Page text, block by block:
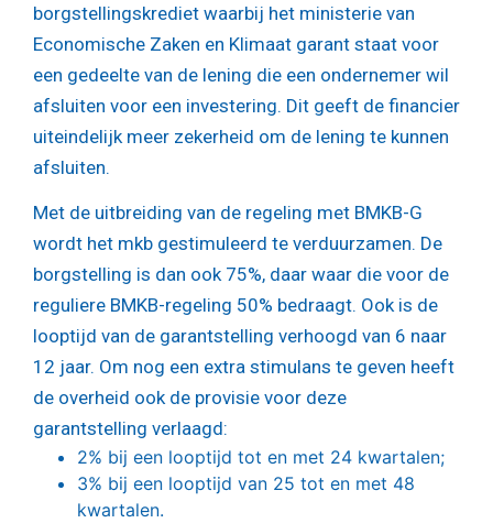
borgstellingskrediet waarbij het ministerie van
Economische Zaken en Klimaat garant staat voor
een gedeelte van de lening die een ondernemer wil
afsluiten voor een investering. Dit geeft de financier
uiteindelijk meer zekerheid om de lening te kunnen
afsluiten.
Met de uitbreiding van de regeling met BMKB-G
wordt het mkb gestimuleerd te verduurzamen. De
borgstelling is dan ook 75%, daar waar die voor de
reguliere BMKB-regeling 50% bedraagt. Ook is de
looptijd van de garantstelling verhoogd van 6 naar
12 jaar. Om nog een extra stimulans te geven heeft
de overheid ook de provisie voor deze
garantstelling verlaagd:
2% bij een looptijd tot en met 24 kwartalen;
3% bij een looptijd van 25 tot en met 48
kwartalen.